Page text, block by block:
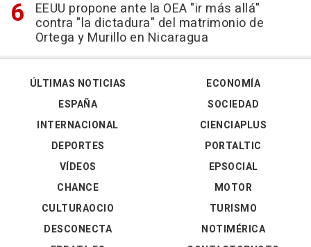
EEUU propone ante la OEA "ir más allá"
contra "la dictadura" del matrimonio de
Ortega y Murillo en Nicaragua
ÚLTIMAS NOTICIAS
ESPAÑA
INTERNACIONAL
DEPORTES
VÍDEOS
ECONOMÍA
SOCIEDAD
CIENCIAPLUS
PORTALTIC
EPSOCIAL
CHANCE
CULTURAOCIO
DESCONECTA
MOTOR
TURISMO
NOTIMÉRICA